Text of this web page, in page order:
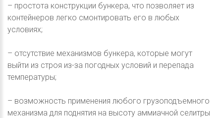
– простота конструкции бункера, что позволяет из
контейнеров легко смонтировать его в любых
условиях;
– отсутствие механизмов бункера, которые могут
выйти из строя из-за погодных условий и перепада
температуры;
– возможность применения любого грузоподъемного
механизма для поднятия на высоту аммиачной селитры